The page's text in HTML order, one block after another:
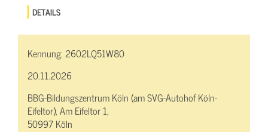
DETAILS
Kennung:2602LQ51W80
20.11.2026
BBG-Bildungszentrum Köln (am SVG-Autohof Köln-
Eifeltor), Am Eifeltor 1,
50997 Köln